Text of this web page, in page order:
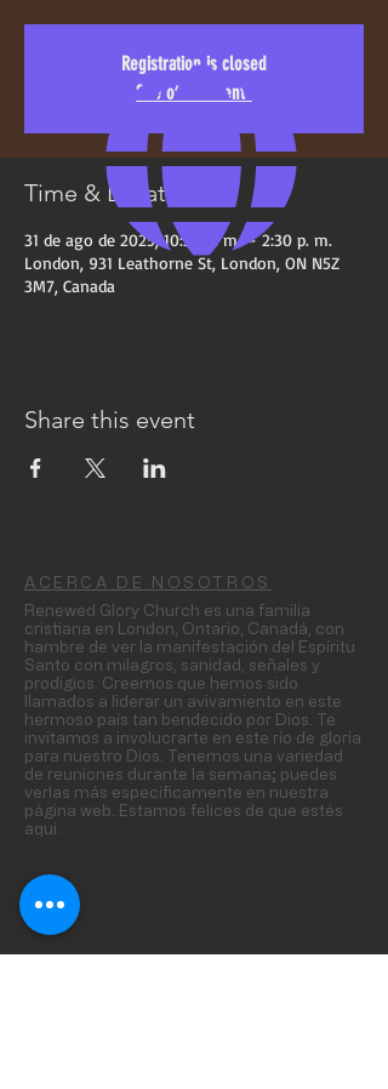
Registration is closed
See other events
Time & Location
31 de ago de 2025, 10:30 a. m. – 2:30 p. m.
London, 931 Leathorne St, London, ON N5Z
3M7, Canada
Share this event
ACERCA DE NOSOTROS
Renewed Glory Church es una familia
cristiana en London, Ontario, Canadá, con
hambre de ver la manifestación del Espíritu
Santo con milagros, sanidad, señales y
prodigios. Creemos que hemos sido
llamados a liderar un avivamiento en este
hermoso país tan bendecido por Dios. Te
invitamos a involucrarte en este río de gloria
para nuestro Dios. Tenemos una variedad
de reuniones durante la semana; puedes
verlas más específicamente en nuestra
página web. Estamos felices de que estés
aquí.